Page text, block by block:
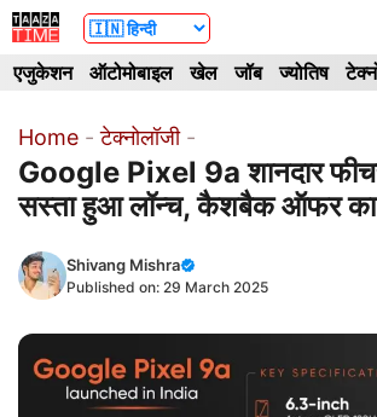
Skip
to
content
एजुकेशन ऑटोमोबाइल खेल जॉब ज्योतिष
Home -टेक्नोलॉजी-
Google Pixel 9a शानदार
सस्ता हुआ लॉन्च, कैशबैक ऑफर का
Shivang Mishra
Published on: 29 March 2025